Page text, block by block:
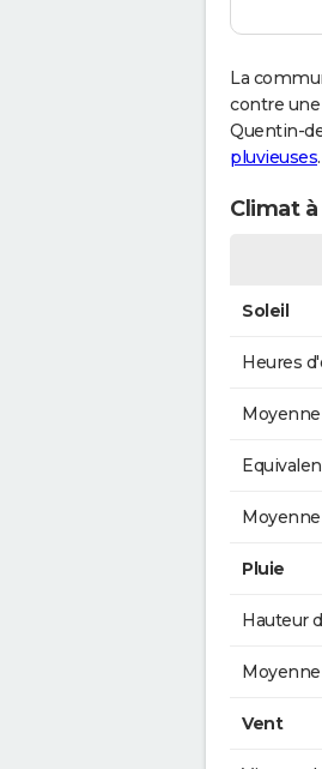
La
contre
Quentin-
pluvieuses.
Climat
Soleil
Heures
Pluie
Hauteur
Vent